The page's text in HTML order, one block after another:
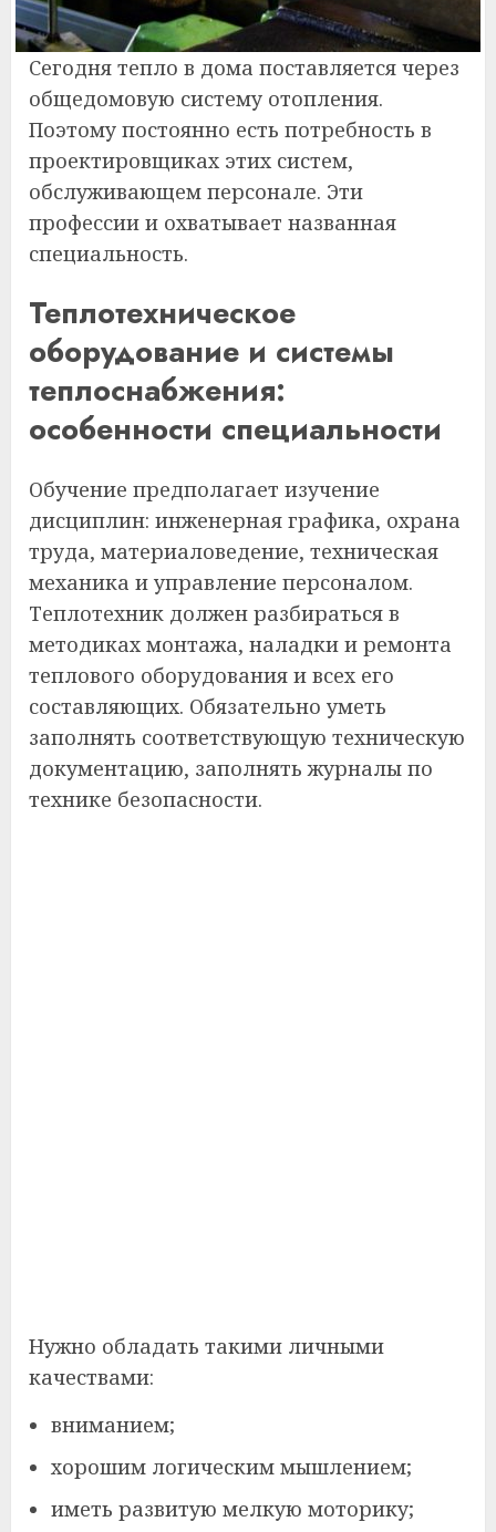
Сегодня тепло в дома поставляется через
общедомовую систему отопления.
Поэтому постоянно есть потребность в
проектировщиках этих систем,
обслуживающем персонале. Эти
профессии и охватывает названная
специальность.
Теплотехническое
оборудование и системы
теплоснабжения:
особенности специальности
Обучение предполагает изучение
дисциплин: инженерная графика, охрана
труда, материаловедение, техническая
механика и управление персоналом.
Теплотехник должен разбираться в
методиках монтажа, наладки и ремонта
теплового оборудования и всех его
составляющих. Обязательно уметь
заполнять соответствующую техническую
документацию, заполнять журналы по
технике безопасности.
Нужно обладать такими личными
качествами:
вниманием;
хорошим логическим мышлением;
иметь развитую мелкую моторику;